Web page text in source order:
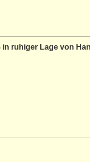
in ruhiger Lage von